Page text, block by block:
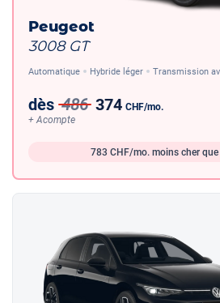
Peugeot
3008 GT
Automatique Hybride léger Transmission
dès 486 374 CHF/mo.
+ Acompte
783 CHF/mo. moins cher